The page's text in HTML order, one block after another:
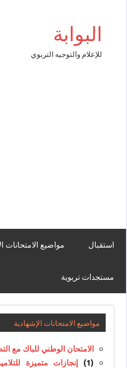
البوابة
للإعلام والتوجيه التربوي
استقبال مواضيع الامتحانات
مستجدات تربوية
مواضيع الامتحانات الإشهادية
الامتحان الوطني للباك مع
(1)
إنجازات متميزة